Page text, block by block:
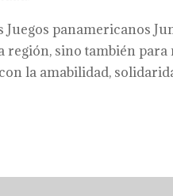
Juegos panamericanos
región, sino también
la amabilidad,